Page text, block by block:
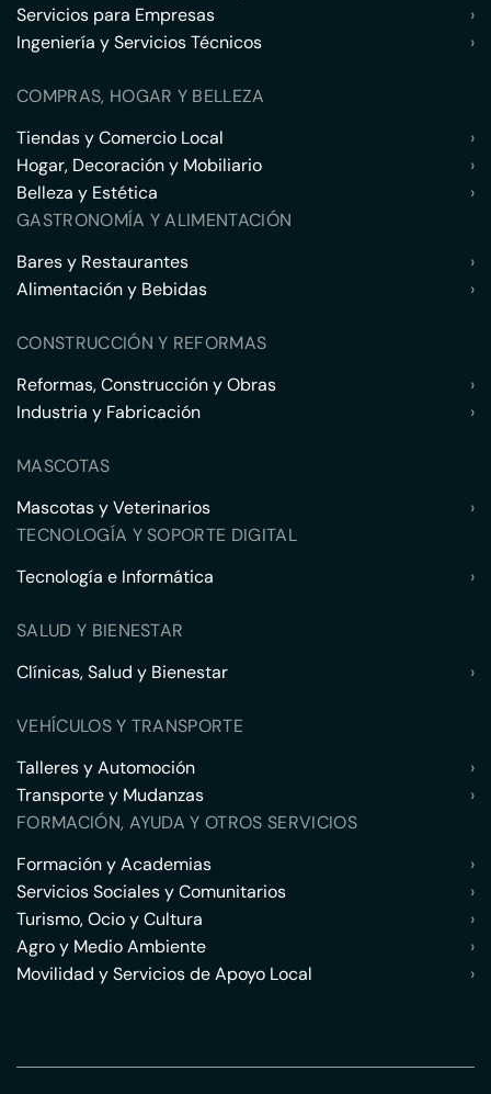
Servicios para Empresas
›
Ingeniería y Servicios Técnicos
›
COMPRAS, HOGAR Y BELLEZA
Tiendas y Comercio Local
›
Hogar, Decoración y Mobiliario
›
Belleza y Estética
›
GASTRONOMÍA Y ALIMENTACIÓN
Bares y Restaurantes
›
Alimentación y Bebidas
›
CONSTRUCCIÓN Y REFORMAS
Reformas, Construcción y Obras
›
Industria y Fabricación
›
MASCOTAS
Mascotas y Veterinarios
›
TECNOLOGÍA Y SOPORTE DIGITAL
Tecnología e Informática
›
SALUD Y BIENESTAR
Clínicas, Salud y Bienestar
›
VEHÍCULOS Y TRANSPORTE
Talleres y Automoción
›
Transporte y Mudanzas
›
FORMACIÓN, AYUDA Y OTROS SERVICIOS
Formación y Academias
›
Servicios Sociales y Comunitarios
›
Turismo, Ocio y Cultura
›
Agro y Medio Ambiente
›
Movilidad y Servicios de Apoyo Local
›